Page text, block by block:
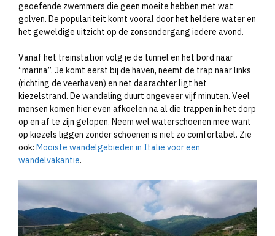
geoefende zwemmers die geen moeite hebben met wat
golven. De populariteit komt vooral door het heldere water en
het geweldige uitzicht op de zonsondergang iedere avond.
Vanaf het treinstation volg je de tunnel en het bord naar
“marina”. Je komt eerst bij de haven, neemt de trap naar links
(richting de veerhaven) en net daarachter ligt het
kiezelstrand. De wandeling duurt ongeveer vijf minuten. Veel
mensen komen hier even afkoelen na al die trappen in het dorp
op en af te zijn gelopen. Neem wel waterschoenen mee want
op kiezels liggen zonder schoenen is niet zo comfortabel. Zie
ook: Mooiste wandelgebieden in Italië voor een
wandelvakantie.